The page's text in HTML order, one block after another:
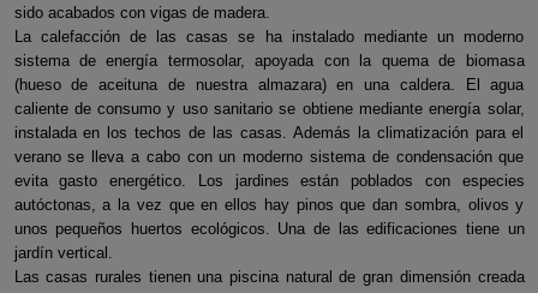
sido acabados con vigas de madera.
La calefacción de las casas se ha instalado mediante un moderno
sistema de energía termosolar, apoyada con la quema de biomasa
(hueso de aceituna de nuestra almazara) en una caldera. El agua
caliente de consumo y uso sanitario se obtiene mediante energía solar,
instalada en los techos de las casas. Además la climatización para el
verano se lleva a cabo con un moderno sistema de condensación que
evita gasto energético. Los jardines están poblados con especies
autóctonas, a la vez que en ellos hay pinos que dan sombra, olivos y
unos pequeños huertos ecológicos. Una de las edificaciones tiene un
jardín vertical.
Las casas rurales tienen una piscina natural de gran dimensión creada